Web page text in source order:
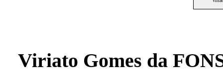
Viriato Gomes da